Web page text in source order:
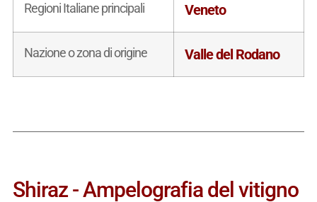
Regioni Italiane principali Veneto
Nazione o zona di origine Valle del Rodano
Shiraz - Ampelografia del vitigno